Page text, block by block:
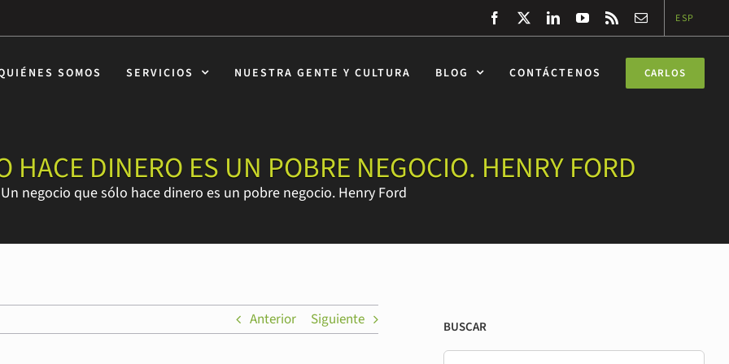
Facebook
TwitterLinkedInYouTube
Rss
CorreoESP
SOMOS SERVICIOS NUESTRA GENTE Y CULTURA BLOG CONTÁCTENOS CARLOS
HACE DINERO ES UN POBRE NEGOCIO. HENRY FORD
Un negocio que sólo hace dinero es un pobre negocio. Henry Ford
Anterior Siguiente BUSCAR
Buscar: